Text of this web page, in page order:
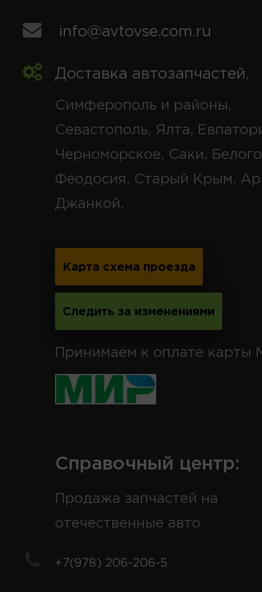
info@avtovse.com.ru
Доставка автозапчастей,
Симферополь и районы,
Севастополь, Ялта,
Черноморское, Саки,
Феодосия, Старый Крым,
Джанкой.
Карта схема проезда
Следить за изменениями
Принимаем к оплате карты
Справочный центр:
Продажа запчастей на
отечественные авто
+7(978) 206-206-5